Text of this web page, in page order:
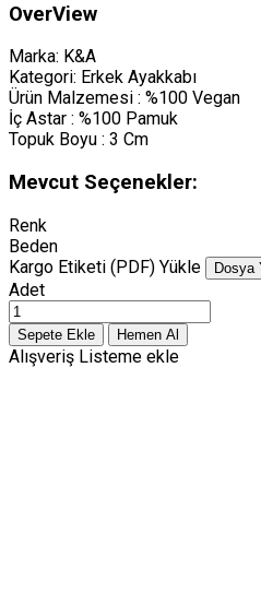
OverView
Marka: K&A
Kategori: Erkek Ayakkabı
Ürün Malzemesi : %100 Vegan
İç Astar : %100 Pamuk
Topuk Boyu : 3 Cm
Mevcut Seçenekler:
Renk
Beden
Kargo Etiketi (PDF) Yükle
Dosya
Adet
Alışveriş Listeme ekle